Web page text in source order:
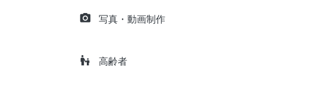
camera_alt 写真・動画制作
escalator_warning 高齢者